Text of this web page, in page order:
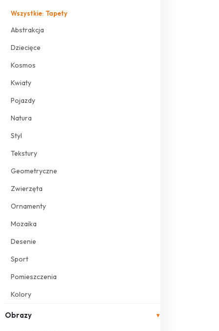
Wszystkie: Tapety
Abstrakcja
Dziecięce
Kosmos
Kwiaty
Pojazdy
Natura
Styl
Tekstury
Geometryczne
Zwierzęta
Ornamenty
Mozaika
Desenie
Sport
Pomieszczenia
Kolory
Obrazy ▾